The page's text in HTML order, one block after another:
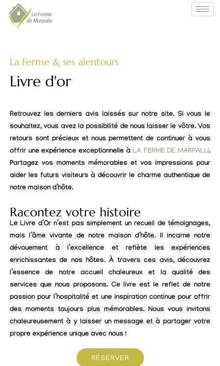
La Ferme & ses alentours
Livre d'or
Retrouvez les derniers avis laissés sur notre site. Si vous le
souhaitez, vous avez la possibilité de nous laisser le vôtre. Vos
retours sont précieux et nous permettent de continuer à vous
offrir une expérience exceptionnelle àLA FERME DE MARPALU.
Partagez vos moments mémorables et vos impressions pour
aider les futurs visiteurs à découvrir le charme authentique de
notre maison d’hôte.
Racontez votre histoire
Le Livre d’Or n’est pas simplement un recueil de témoignages,
mais l’âme vivante de notre maison d’hôte. Il incarne notre
dévouement à l’excellence et reflète les expériences
enrichissantes de nos hôtes. À travers ces avis, découvrez
l’essence de notre accueil chaleureux et la qualité des
services que nous proposons. Ce livre est le reflet de notre
passion pour l’hospitalité et une inspiration continue pour offrir
des moments toujours plus mémorables. Nous vous invitons
chaleureusement à y laisser un message et à partager votre
propre expérience unique avec nous !
RÉSERVER